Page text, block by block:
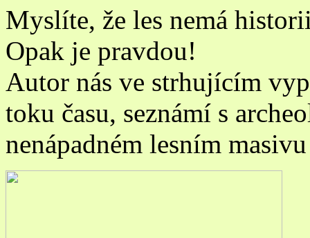
Myslíte, že les nemá
Opak je pravdou!
Autor nás ve strhujícím
toku času, seznámí s
nenápadném lesním